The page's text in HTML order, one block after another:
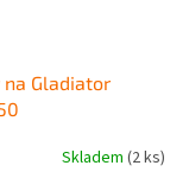
na Gladiator
Skladem (2 ks)